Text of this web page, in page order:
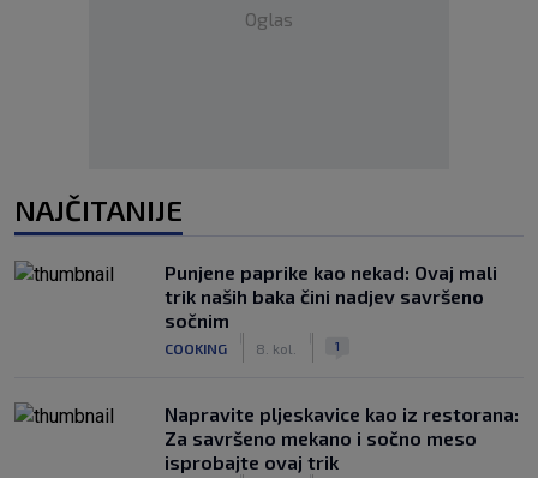
Oglas
NAJČITANIJE
Punjene paprike kao nekad: Ovaj mali
trik naših baka čini nadjev savršeno
sočnim
COOKING 8. kol. 1
Napravite pljeskavice kao iz restorana:
Za savršeno mekano i sočno meso
isprobajte ovaj trik